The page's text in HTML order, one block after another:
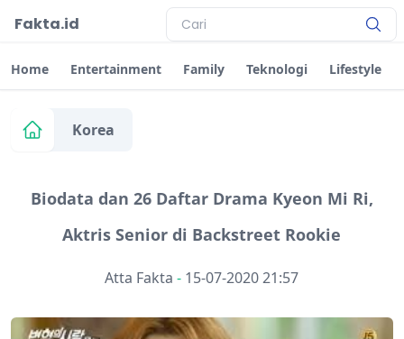
Fakta.id
Home Entertainment Family Teknologi Lifestyle
Korea
Biodata dan 26 Daftar Drama Kyeon Mi Ri,
Aktris Senior di Backstreet Rookie
Atta Fakta - 15-07-2020 21:57